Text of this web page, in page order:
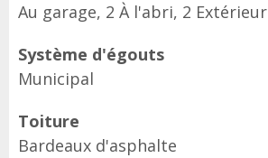
Au garage, 2 À l'abri, 2 Extérieur
Système d'égouts
Municipal
Toiture
Bardeaux d'asphalte